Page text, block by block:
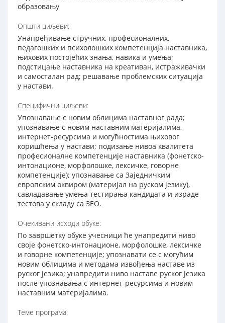
образовању
Општи циљеви:
Унапређивање стручних, професионалних,
педагошких и психолошких компетенција наставника,
њихових постојећих знања, навика и умења;
подстицање наставника на креативан, истраживачки
и самосталан рад; решавање проблемских ситуација
у настави.
Специфични циљеви:
Упознавање с новим облицима наставног рада;
упознавање с новим наставним материјалима,
интернет-ресурсима и могућностима њиховог
коришћења у настави; подизање нивоа квалитета
професионалне компетенције наставника (фонетско-
интонационе, морфолошке, лексичке, говорне
компетенције); упознавање са Заједничким
европским оквиром (материјал на руском језику),
савладавање умења тестирања кандидата и израде
тестова у складу са ЗЕО.
Очекивани исходи обуке:
По завршетку обуке учесници ће унапредити ниво
своје фонетско-интонационе, морфолошке, лексичке
и говорне компетенције; упознавати се с могућим
новим облицима и методама извођења наставе из
руског језика; унапредити ниво наставе руског језика
после упознавања с интернет-ресурсима и новим
наставним материјалима.
Теме програма: